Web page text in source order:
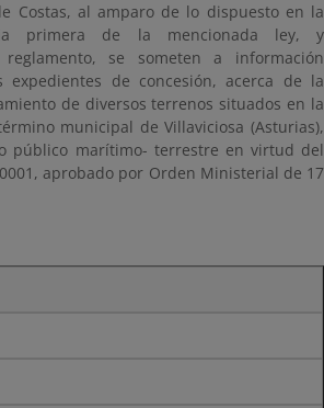
Costas, al amparo de lo dispuesto en la
primera de la mencionada ley, y
se someten a información
expedientes de concesión, acerca de la
de diversos terrenos situados en la
municipal de Villaviciosa (Asturias),
público marítimo- terrestre en virtud del
aprobado por Orden Ministerial de 17